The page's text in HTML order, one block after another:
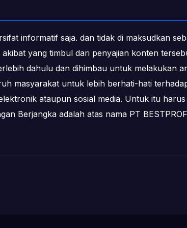
informatif saja. dan tidak di maksudkan
yang timbul dari penyajian konten
dahulu dan dihimbau untuk melakukan
masyarakat untuk lebih berhati-hati
ataupun sosial media. Untuk itu
Berjangka adalah atas nama PT